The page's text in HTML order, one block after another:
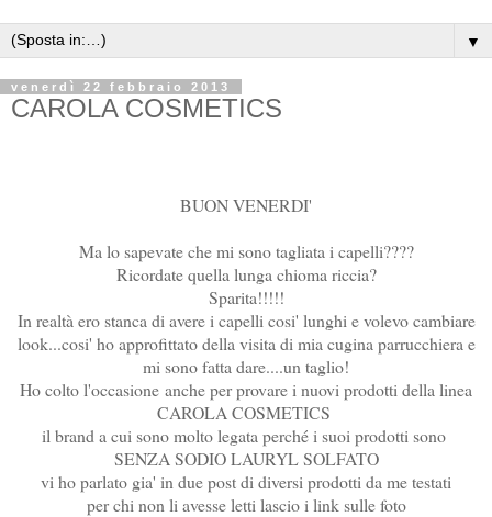
▼
venerdì 22 febbraio 2013
CAROLA COSMETICS
BUON VENERDI'
Ma lo sapevate che mi sono tagliata i capelli????
Ricordate quella lunga chioma riccia?
Sparita!!!!!
In realtà ero stanca di avere i capelli cosi' lunghi e volevo cambiare
look...cosi' ho approfittato della visita di mia cugina parrucchiera e
mi sono fatta dare....un taglio!
Ho colto l'occasione anche per provare i nuovi prodotti della linea
CAROLA COSMETICS
il brand a cui sono molto legata perché i suoi prodotti sono
SENZA SODIO LAURYL SOLFATO
vi ho parlato gia' in due post di diversi prodotti da me testati
per chi non li avesse letti lascio i link sulle foto